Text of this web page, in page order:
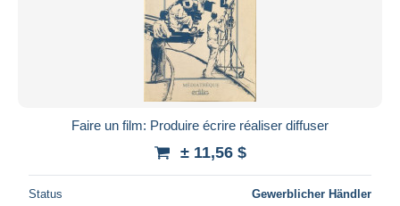
Faire un film: Produire écrire réaliser diffuser
± 11,56 $
Status Gewerblicher Händler